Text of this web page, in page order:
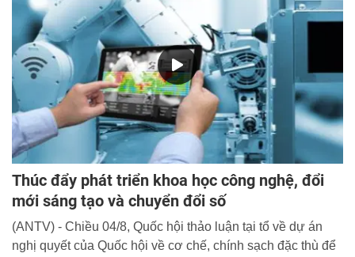
Thúc đẩy phát triển khoa học công nghệ, đổi
mới sáng tạo và chuyển đổi số
(ANTV) - Chiều 04/8, Quốc hội thảo luận tại tổ về dự án
nghị quyết của Quốc hội về cơ chế, chính sạch đặc thù để